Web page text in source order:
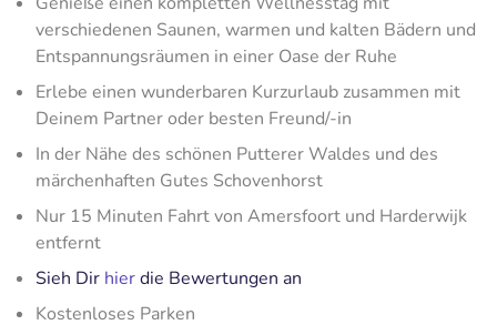
verschiedenen Saunen, warmen und kalten Bädern und
Entspannungsräumen in einer Oase der Ruhe
Erlebe einen wunderbaren Kurzurlaub zusammen mit
Deinem Partner oder besten Freund/-in
In der Nähe des schönen Putterer Waldes und des
märchenhaften Gutes Schovenhorst
Nur 15 Minuten Fahrt von Amersfoort und Harderwijk
entfernt
Sieh Dir hierdie Bewertungen an
Kostenloses Parken